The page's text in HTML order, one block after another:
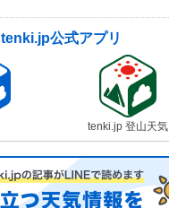
tenki.jp公式アプリ
tenki.jp 登山天気